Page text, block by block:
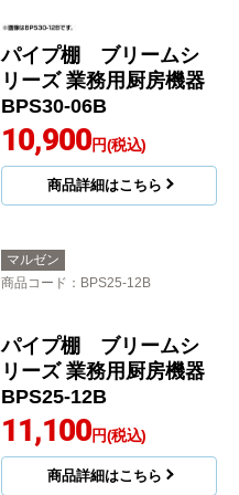
パイプ棚 ブリームシ
リーズ 業務用厨房機器
BPS30-06B
10,900円(税込)
商品詳細はこちら
マルゼン
商品コード ：BPS25-12B
パイプ棚 ブリームシ
リーズ 業務用厨房機器
BPS25-12B
11,100円(税込)
商品詳細はこちら